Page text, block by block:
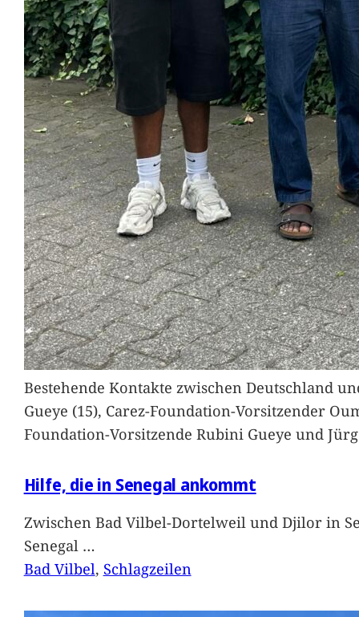
Bestehende Kontakte zwischen Deutschland
Gueye (15), Carez-Foundation-Vorsitzender
Foundation-Vorsitzende Rubini Gueye und
Hilfe, die in Senegal ankommt
Zwischen Bad Vilbel-Dortelweil und Djilor in
Senegal …
Bad Vilbel, Schlagzeilen